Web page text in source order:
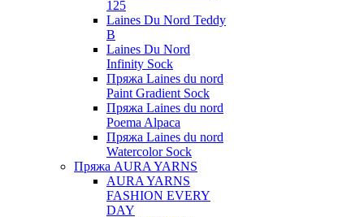
125
Laines Du Nord Teddy
B
Laines Du Nord
Infinity Sock
Пряжа Laines du nord
Paint Gradient Sock
Пряжа Laines du nord
Poema Alpaca
Пряжа Laines du nord
Watercolor Sock
Пряжа AURA YARNS
AURA YARNS
FASHION EVERY
DAY